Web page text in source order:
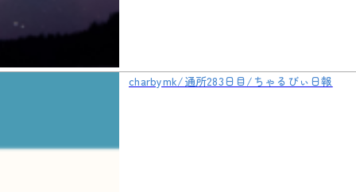
charbymk/通所283日目/ちゃるびぃ日報